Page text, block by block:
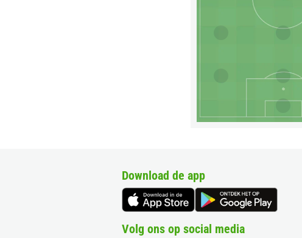
Download de app
Volg ons op social media